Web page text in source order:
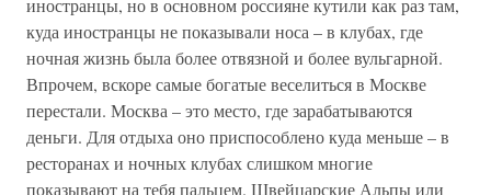
иностранцы, но в основном россияне кутили как раз там,
куда иностранцы не показывали носа – в клубах, где
ночная жизнь была более отвязной и более вульгарной.
Впрочем, вскоре самые богатые веселиться в Москве
перестали. Москва – это место, где зарабатываются
деньги. Для отдыха оно приспособлено куда меньше – в
ресторанах и ночных клубах слишком многие
показывают на тебя пальцем. Швейцарские Альпы или